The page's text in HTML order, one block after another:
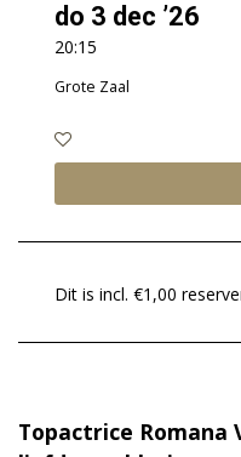
do 3 dec ’26
20:15
Grote Zaal
Dit is incl. €1,00
Topactrice Romana